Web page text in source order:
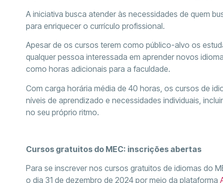
A iniciativa busca atender às necessidades de quem
para enriquecer o currículo profissional.
Apesar de os cursos terem como público-alvo os
qualquer pessoa interessada em aprender novos
como horas adicionais para a faculdade.
Com carga horária média de 40 horas, os cursos de
níveis de aprendizado e necessidades individuais,
no seu próprio ritmo.
Cursos gratuitos do MEC: inscrições abertas
Para se inscrever nos cursos gratuitos de idiomas do
o dia 31 de dezembro de 2024 por meio da plataforma